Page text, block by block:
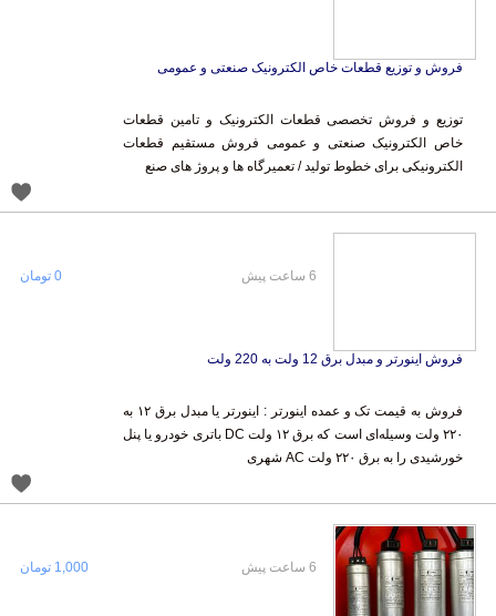
فروش و توزیع قطعات خاص الکترونیک صنعتی و عمومی
توزیع و فروش تخصصی قطعات الکترونیک و تامین قطعات
خاص الکترونیک صنعتی و عمومی فروش مستقیم قطعات
الکترونیکی برای خطوط تولید / تعمیرگاه ها و پروژ های صنع
فروش اینورتر و مبدل برق 12 ولت به 220 ولت
فروش به قیمت تک و عمده اینورتر : اینورتر یا مبدل برق ۱۲ به
۲۲۰ ولت وسیله‌ای است که برق ۱۲ ولت DC باتری خودرو یا پنل
خورشیدی را به برق ۲۲۰ ولت AC شهری
6 ساعت پیش 0 تومان
6 ساعت پیش 1,000 تومان